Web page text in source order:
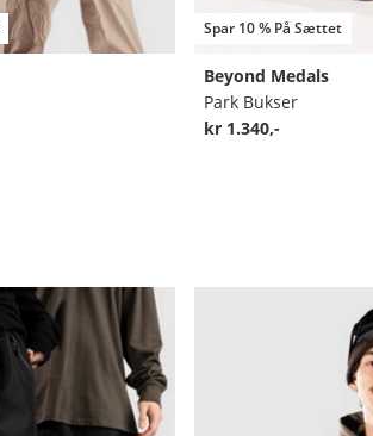
Spar 10 % På Sættet
Beyond Medals
Park Bukser
kr 1.340,-